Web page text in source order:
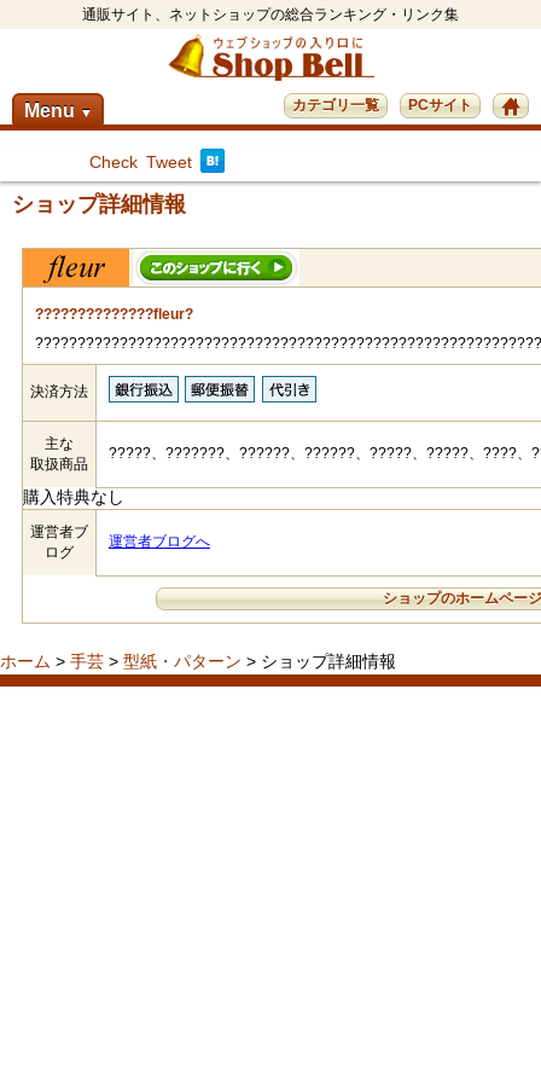
通販サイト、ネットショップの総合ランキング・リンク集
Menu ▼ PCサイト
カテゴリ一覧
Check Tweet
ショップ詳細情報
??????????????fleur?
決済方法
主な
取扱商品
?????、???????、??????、??????、?????、?????、????、
購入特典なし
運営者ブ
ログ
運営者ブログへ
ショップのホームペー
ホーム > 手芸 > 型紙・パターン > ショップ詳細情報